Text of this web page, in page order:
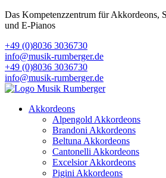
Das Kompetenzzentrum für Akkordeons,
und E-Pianos
+49 (0)8036 3036730
info@musik-rumberger.de
+49 (0)8036 3036730
info@musik-rumberger.de
Akkordeons
Alpengold Akkordeons
Brandoni Akkordeons
Beltuna Akkordeons
Cantonelli Akkordeons
Excelsior Akkordeons
Pigini Akkordeons